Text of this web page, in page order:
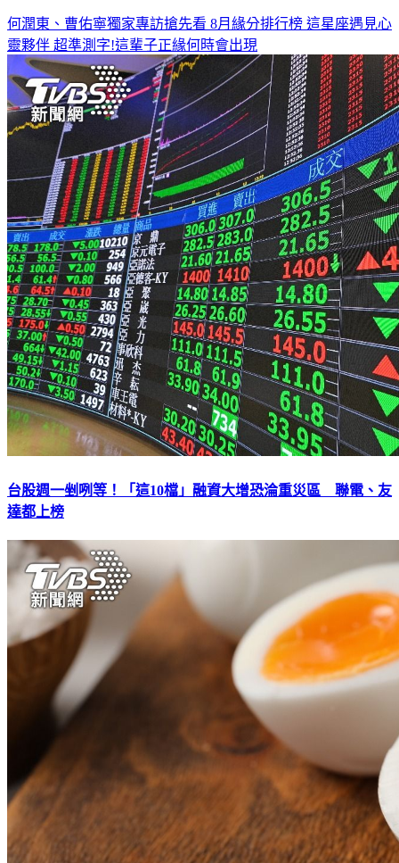
何潤東、曹佑寧獨家專訪搶先看 8月緣分排行榜 這星座遇見心
靈夥伴 超準測字!這輩子正緣何時會出現
台股週一剉咧等！「這10檔」融資大增恐淪重災區 聯電、友
達都上榜